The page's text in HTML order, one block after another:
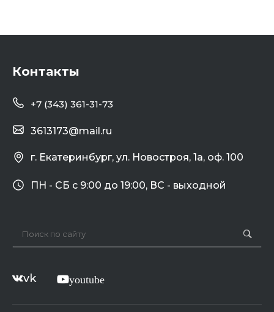
Контакты
+7 (343) 361-31-73
г. Екатеринбург, ул. Новостроя, 1а, оф. 100
3613173@mail.ru
ПН - СБ с 9:00 до 19:00, ВС - выходной
vk youtube